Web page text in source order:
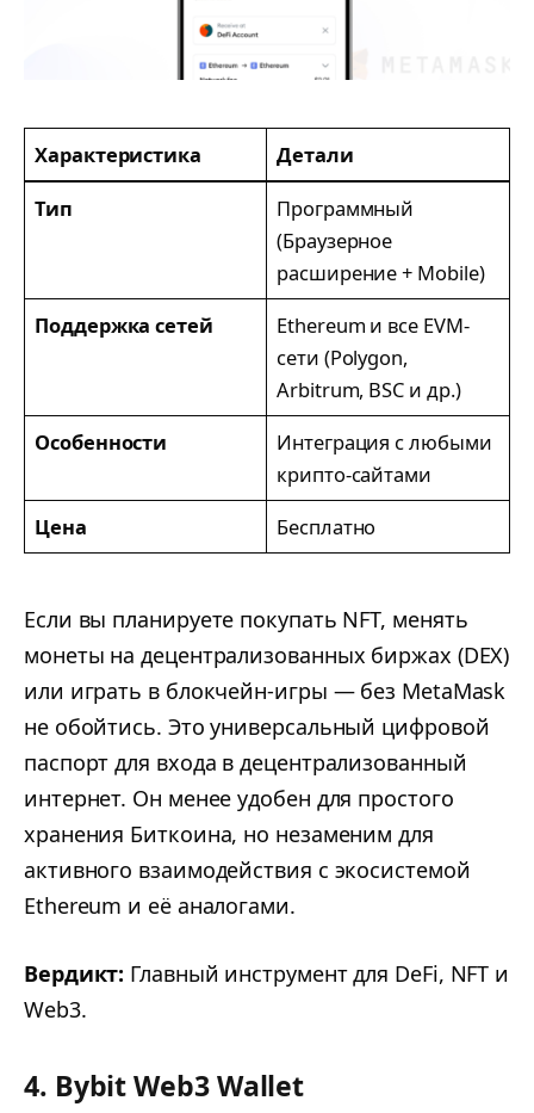
Характеристика
Детали
Тип
Программный
(Браузерное
расширение + Mobile)
Поддержка сетей
Ethereum и все EVM-
сети (Polygon,
Arbitrum, BSC и др.)
Особенности
Интеграция с любыми
крипто-сайтами
Цена
Бесплатно
Если вы планируете покупать NFT, менять
монеты на децентрализованных биржах (DEX)
или играть в блокчейн-игры — без MetaMask
не обойтись. Это универсальный цифровой
паспорт для входа в децентрализованный
интернет. Он менее удобен для простого
хранения Биткоина, но незаменим для
активного взаимодействия с экосистемой
Ethereum и её аналогами.
Вердикт: Главный инструмент для DeFi, NFT и
Web3.
4. Bybit Web3 Wallet